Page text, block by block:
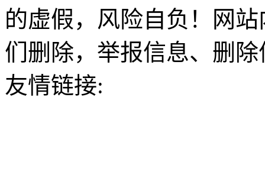
的虚假，风险自负！网
们删除，举报信息、删
友情链接: